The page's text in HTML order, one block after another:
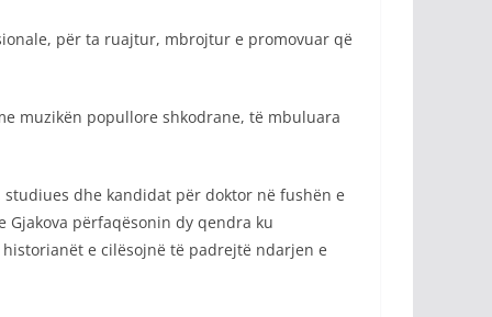
për ta ruajtur, mbrojtur e promovuar që
muzikën popullore shkodrane, të mbuluara
dhe kandidat për doktor në fushën e
Gjakova përfaqësonin dy qendra ku
e cilësojnë të padrejtë ndarjen e